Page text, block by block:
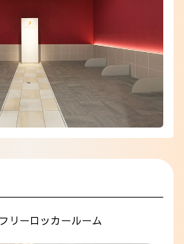
リーロッカールーム